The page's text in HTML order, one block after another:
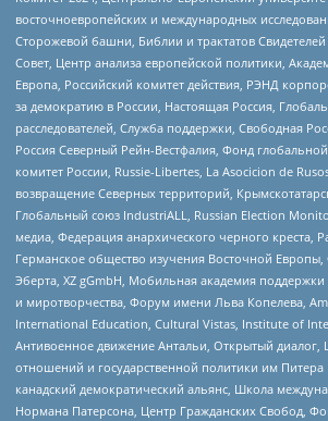
восточноевропейских и международных
Сторожевой башни, Библии и трактатов
Совет, Центр анализа европейской политики,
Европа, Российский комитет действия, РЭНД
за демократию в России, Настоящая Россия,
расследователей, Служба поддержки, Свободная
Россия Северный Рейн-Вестфалия, Фонд
комитет России, Russie-Libertes, La Asocicion de
возвращение Северных территорий,
Глобальный союз IndustriALL, Russian Election
медиа, Федерация анархического черного креста,
Германское общество изучения Восточной
Эберта, XZ gGmbH, Мобильная академия
и миротворчества, Форум имени Льва Копелева,
International Education, Cultural Vistas, Institute of
Антивоенное движение Антальи, Открытый
отношений и государственной политики им Питера
канадский демократический альянс, Школа
Нормана Патерсона, Центр Гражданских Свобод,